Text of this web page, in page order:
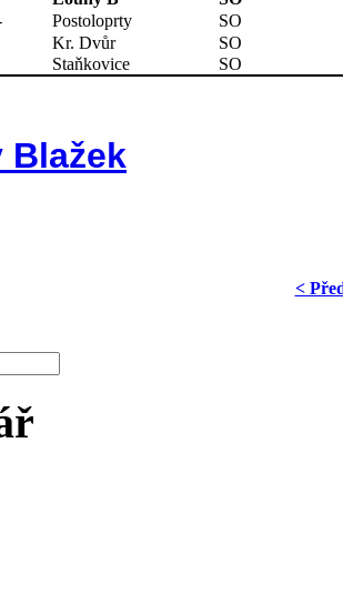
Postoloprty
SO
Kr. Dvůr
SO
Staňkovice SO
Blažek
<